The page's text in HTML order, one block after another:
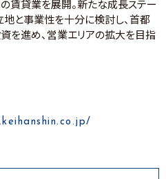
賃貸業を展開。新たな成長ステー
地と事業性を十分に検討し、首都
を進め、営業エリアの拡大を目指